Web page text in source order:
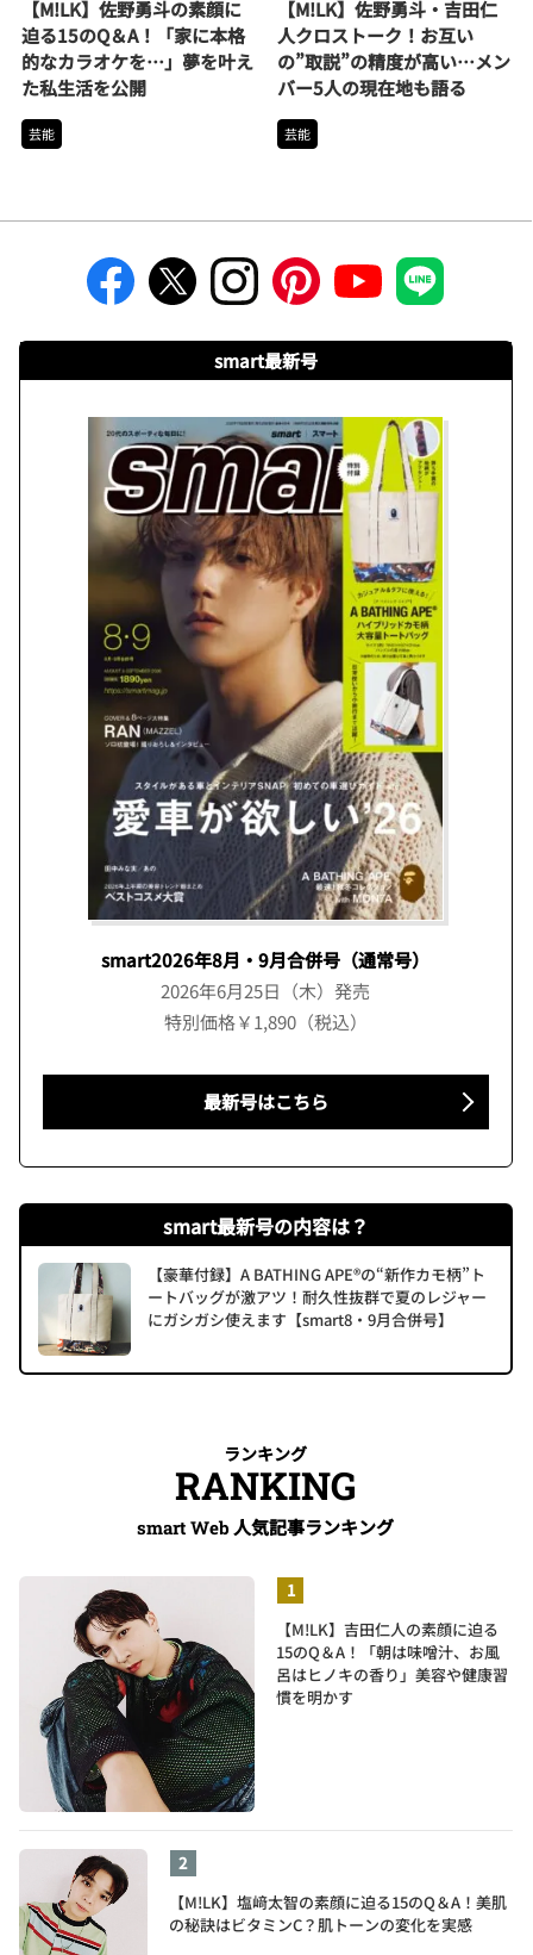
【M!LK】佐野勇斗の素顔に
迫る15のQ＆A！「家に本格
的なカラオケを…」夢を叶え
た私生活を公開
芸能
【M!LK】佐野勇斗・吉田仁
人クロストーク！お互い
の”取説”の精度が高い…メン
バー5人の現在地も語る
芸能
smart最新号
smart2026年8月・9月合併号（通常号）
2026年6月25日（木）発売
特別価格￥1,890（税込）
最新号はこちら
smart最新号の内容は？
【豪華付録】A BATHING APE®の“新作カモ柄”ト
ートバッグが激アツ！耐久性抜群で夏のレジャー
にガシガシ使えます【smart8・9月合併号】
ランキング
RANKING
smart Web 人気記事ランキング
【M!LK】吉田仁人の素顔に迫る
15のQ＆A！「朝は味噌汁、お風
呂はヒノキの香り」美容や健康習
慣を明かす
【M!LK】塩﨑太智の素顔に迫る15のQ＆A！美肌
の秘訣はビタミンC？肌トーンの変化を実感